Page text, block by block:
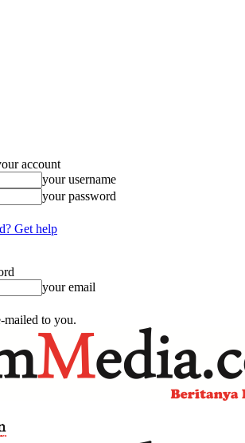
account
your username
your password
Get help
your email
mailed to you.